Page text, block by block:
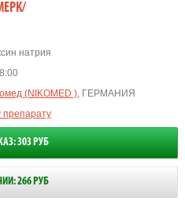
натрия
(NIKOMED ), ГЕРМАНИЯ
препарату
303 РУБ
266 РУБ